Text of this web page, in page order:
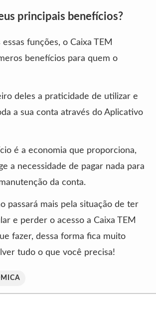
principais benefícios?
funções, o Caixa TEM
benefícios para quem o
deles a praticidade de utilizar e
a sua conta através do Aplicativo
é a economia que proporciona,
a necessidade de pagar nada para
da conta.
passará mais pela situação de ter
e perder o acesso a Caixa TEM
fazer, dessa forma fica muito
tudo o que você precisa!